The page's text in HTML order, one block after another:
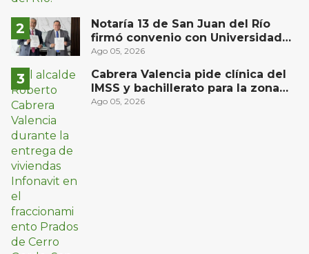
Notaría 13 de San Juan del Río
firmó convenio con Universidad
Privada del Bajío para recibir
Ago 05, 2026
Cabrera Valencia pide clínica del
IMSS y bachillerato para la zona
oriente de San Juan del Río
Ago 05, 2026